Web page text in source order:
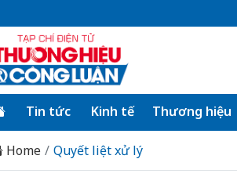
Tin tức Kinh tế Thương hiệu
Home Quyết liệt xử lý